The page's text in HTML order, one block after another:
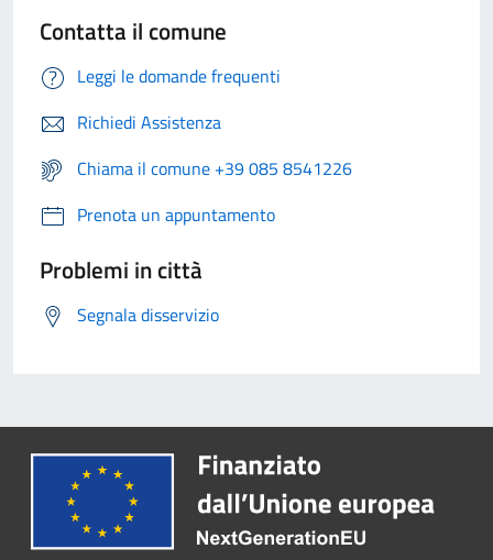
Contatta il comune
Leggi le domande frequenti
Richiedi Assistenza
Chiama il comune +39 085 8541226
Prenota un appuntamento
Problemi in città
Segnala disservizio